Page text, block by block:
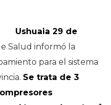
Ushuaia 29 de
Salud informó la
para el sistema
Se trata de 3